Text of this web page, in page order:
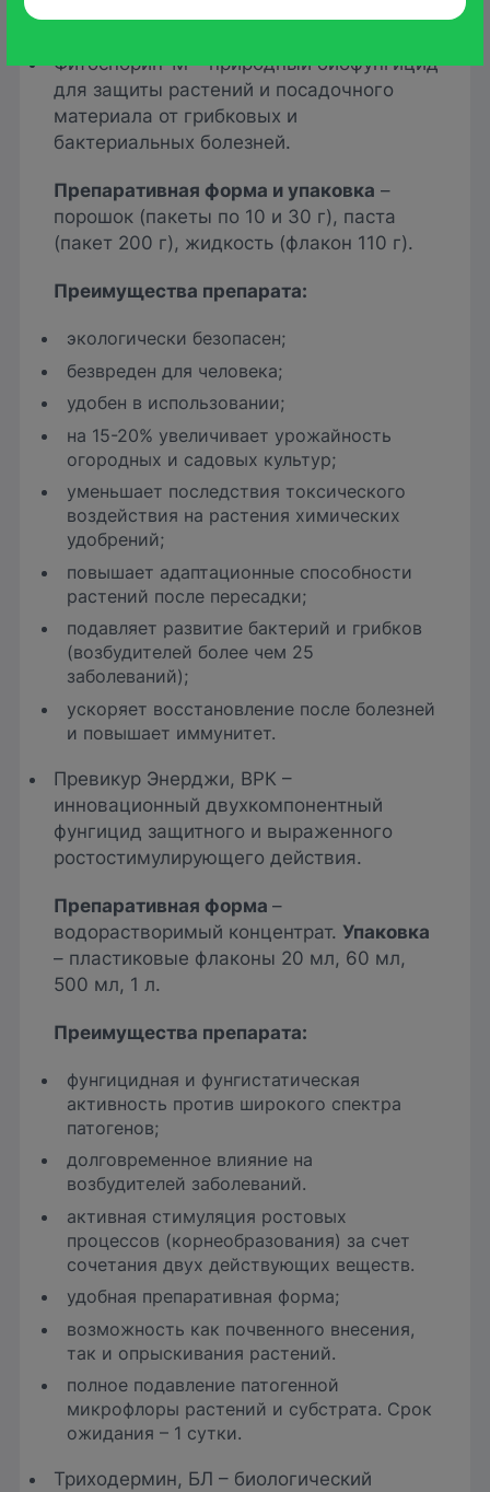
контролировать процесс обработки.
Фитоспорин-М – природный биофунгицид
для защиты растений и посадочного
материала от грибковых и
бактериальных болезней.
Препаративная форма и упаковка –
порошок (пакеты по 10 и 30 г), паста
(пакет 200 г), жидкость (флакон 110 г).
Преимущества препарата:
экологически безопасен;
безвреден для человека;
удобен в использовании;
на 15-20% увеличивает урожайность
огородных и садовых культур;
уменьшает последствия токсического
воздействия на растения химических
удобрений;
повышает адаптационные способности
растений после пересадки;
подавляет развитие бактерий и грибков
(возбудителей более чем 25
заболеваний);
ускоряет восстановление после болезней
и повышает иммунитет.
Превикур Энерджи, ВРК –
инновационный двухкомпонентный
фунгицид защитного и выраженного
ростостимулирующего действия.
Препаративная форма–
водорастворимый концентрат. Упаковка
– пластиковые флаконы 20 мл, 60 мл,
500 мл, 1 л.
Преимущества препарата:
фунгицидная и фунгистатическая
активность против широкого спектра
патогенов;
долговременное влияние на
возбудителей заболеваний.
активная стимуляция ростовых
процессов (корнеобразования) за счет
сочетания двух действующих веществ.
удобная препаративная форма;
возможность как почвенного внесения,
так и опрыскивания растений.
полное подавление патогенной
микрофлоры растений и субстрата. Срок
ожидания – 1 сутки.
Триходермин, БЛ – биологический